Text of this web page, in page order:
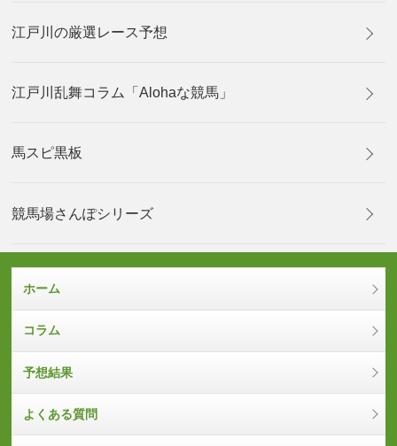
江戸川の厳選レース予想
江戸川乱舞コラム「Alohaな競馬」
馬スピ黒板
競馬場さんぽシリーズ
ホーム
コラム
予想結果
よくある質問